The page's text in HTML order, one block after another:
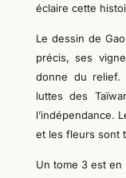
éclaire cette
Le dessin de
précis, ses
donne du relief.
luttes des
l’indépendance.
et les fleurs sont
Un tome 3 est en